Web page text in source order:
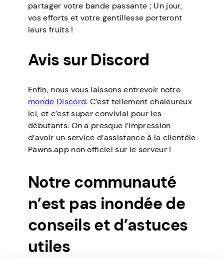
partager votre bande passante ; Un jour,
vos efforts et votre gentillesse porteront
leurs fruits !
Avis sur Discord
Enfin, nous vous laissons entrevoir notre
monde Discord. C’est tellement chaleureux
ici, et c’est super convivial pour les
débutants. On a presque l’impression
d’avoir un service d’assistance à la clientèle
Pawns.app non officiel sur le serveur !
Notre communauté
n’est pas inondée de
conseils et d’astuces
utiles